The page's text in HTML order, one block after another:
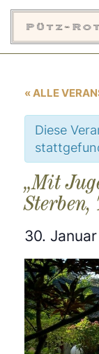
Zum
Inhalt
springen
« ALLE
Diese
„Mit
Sterben,
30.